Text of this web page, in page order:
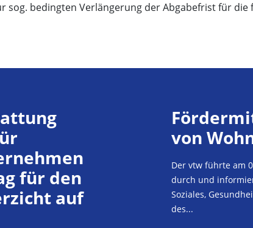
sog. bedingten Verlängerung der Abgabefrist für die
für den
auf
von
Der vtw führte am
durch und
Soziales,
des...